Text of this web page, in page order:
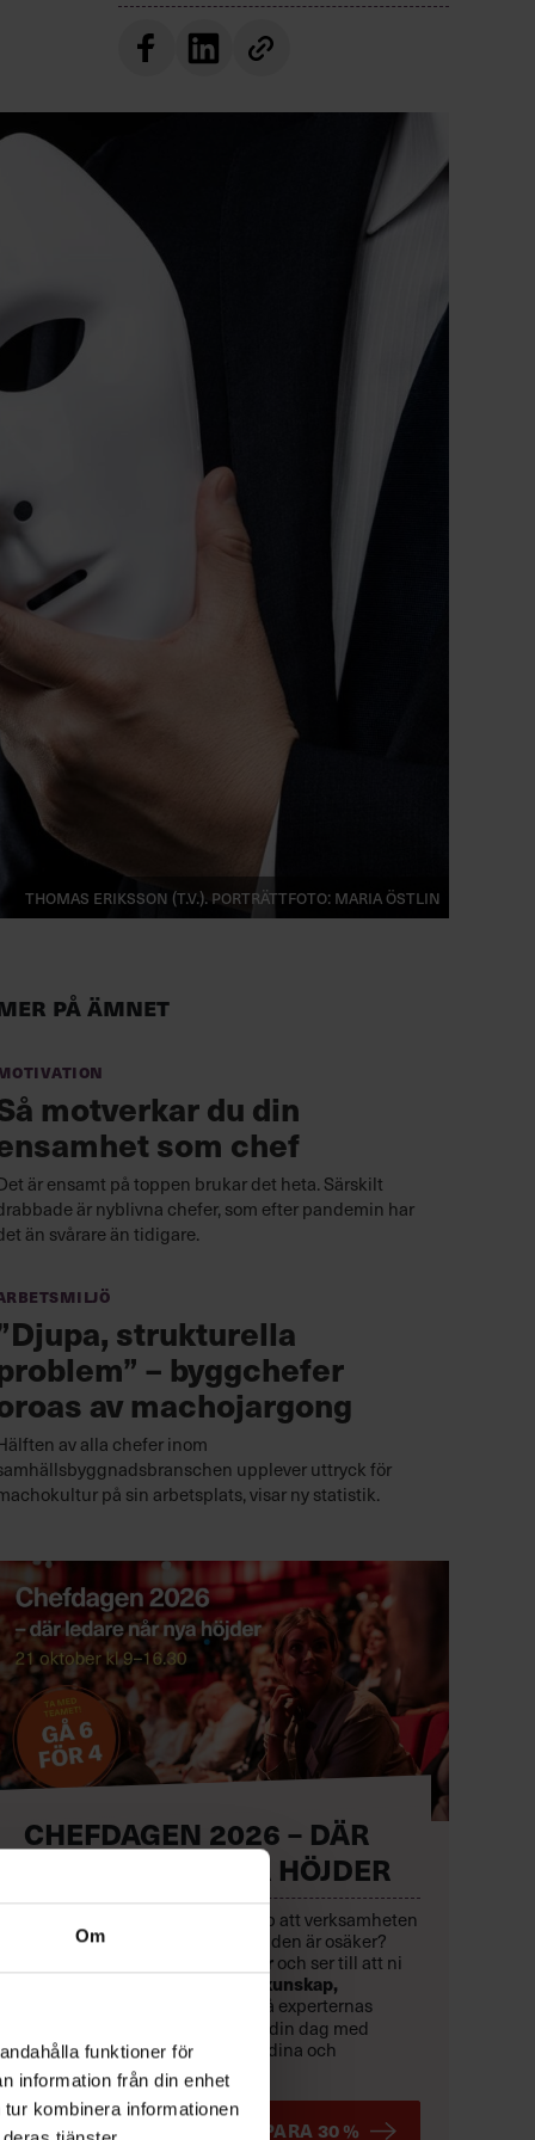
Om
funktioner för
information från din enhet
kombinera informationen
Thomas Eriksson (t.v.). Porträttfoto: Maria Östlin
på ämnet
motverkar du din
som chef
är ensamt på toppen brukar det heta. Särskilt
är nyblivna chefer, som efter pandemin har
än svårare än tidigare.
strukturella
– byggchefer
av machojargong
av alla chefer inom
upplever uttryck för
på sin arbetsplats, visar ny statistik.
CHEFDAGEN 2026 – DÄR
LEDARE NÅR NYA HÖJDER
Hur säkerställer din chefsgrupp att verksamheten
rör sig framåt – även när omvärlden är osäker?
röjer vi hinderoch ser till att ni
ny kunskap,
av toppchefer och få experternas
Skräddarsy din dag med
fördjupande kunskapsspår för dina och
organisationens behov just nu.
BOKA TIDIGT OCH SPARA 30 %